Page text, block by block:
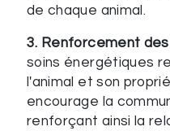
de chaque animal.
3. Renforcement des
soins énergétiques
l'animal et son
encourage la
renforçant ainsi la